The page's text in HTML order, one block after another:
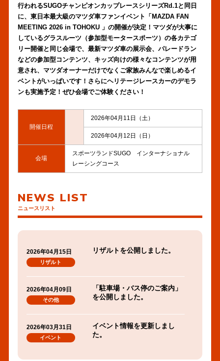
行われるSUGOチャンピオンカップレースシリーズRd.1と同日
に、東日本最大級のマツダ車ファンイベント「MAZDA FAN
MEETING 2026 in TOHOKU 」の開催が決定！マツダが大事に
しているグラスルーツ（参加型モータースポーツ）の各カテゴ
リー開催と同じ会場で、最新マツダ車の展示会、パレードラン
などの参加型コンテンツ、キッズ向けの様々なコンテンツが用
意され、マツダオーナーだけでなくご家族みんなで楽しめるイ
ベントがいっぱいです！さらにヘリテージレースカーのデモラ
ンも実施予定！ぜひ会場でご体験ください！
開催日程
2026年04月11日（土）
2026年04月12日（日）
会場
スポーツランドSUGO インターナショナル
レーシングコース
NEWS LIST
ニュースリスト
2026年04月15日
リザルト
リザルトを公開しました。
2026年04月09日
その他
「駐車場・バス停のご案内」
を公開しました。
2026年03月31日
イベント
イベント情報を更新しまし
た。